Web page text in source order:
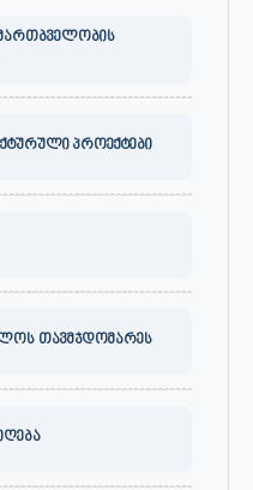
პროექტები
თავმჯდომარეს